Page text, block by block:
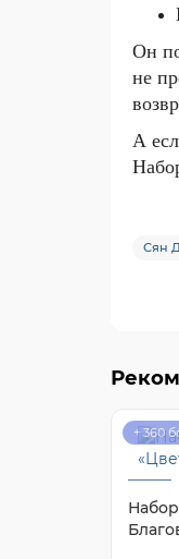
Он
не
А
Сян
+ 360